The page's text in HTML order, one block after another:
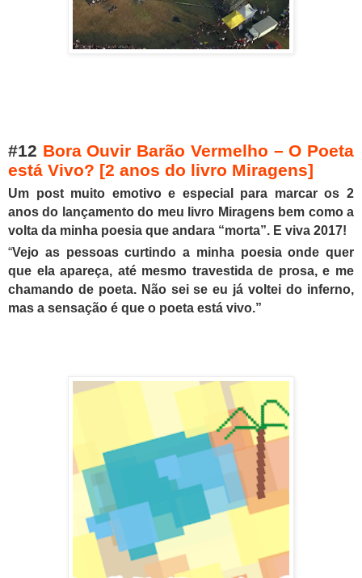
#12 Bora Ouvir Barão Vermelho – O Poeta
está Vivo? [2 anos do livro Miragens]
Um post muito emotivo e especial para marcar os 2
anos do lançamento do meu livro Miragens bem como a
volta da minha poesia que andara “morta”. E viva 2017!
“Vejo as pessoas curtindo a minha poesia onde quer
que ela apareça, até mesmo travestida de prosa, e me
chamando de poeta. Não sei se eu já voltei do inferno,
mas a sensação é que o poeta está vivo.”